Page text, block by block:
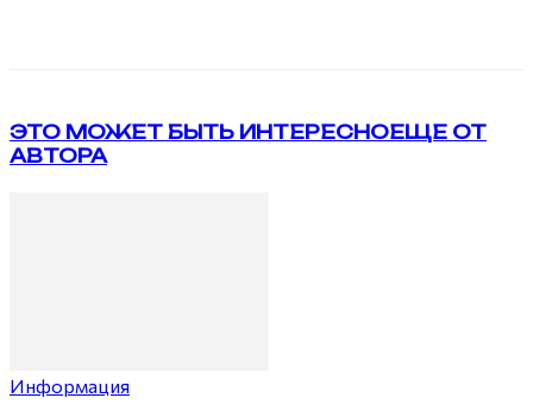
ЭТО МОЖЕТ БЫТЬ ИНТЕРЕСНОЕЩЕ ОТ
АВТОРА
Информация